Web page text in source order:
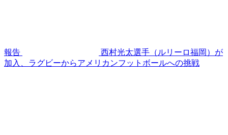
報告
西村光太選手（ルリーロ福岡）が
加入、ラグビーからアメリカンフットボールへの挑戦